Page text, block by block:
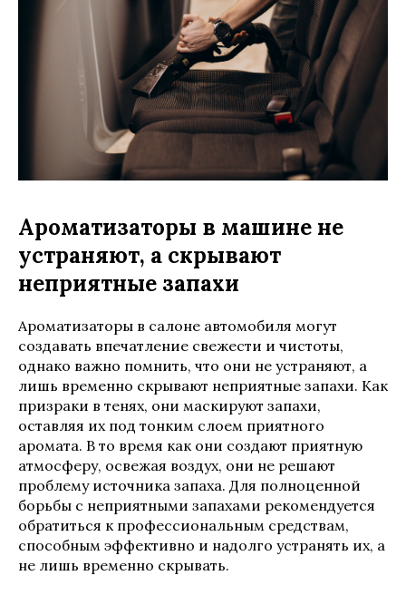
Ароматизаторы в машине не
устраняют, а скрывают
неприятные запахи
Ароматизаторы в салоне автомобиля могут
создавать впечатление свежести и чистоты,
однако важно помнить, что они не устраняют, а
лишь временно скрывают неприятные запахи. Как
призраки в тенях, они маскируют запахи,
оставляя их под тонким слоем приятного
аромата. В то время как они создают приятную
атмосферу, освежая воздух, они не решают
проблему источника запаха. Для полноценной
борьбы с неприятными запахами рекомендуется
обратиться к профессиональным средствам,
способным эффективно и надолго устранять их, а
не лишь временно скрывать.